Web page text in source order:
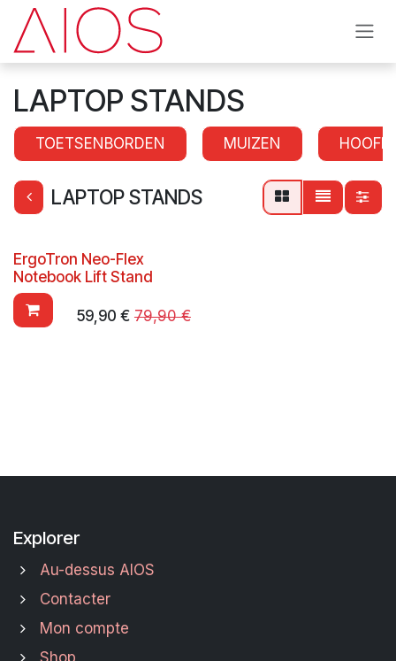
Se rendre au contenu
LAPTOP STANDS
TOETSENBORDEN MUIZEN
LAPTOP STANDS
ErgoTron Neo-Flex
Notebook Lift Stand
59,90 € 79,90€
Explorer
Au-dessus AIOS
Contacter
Mon compte
Shop